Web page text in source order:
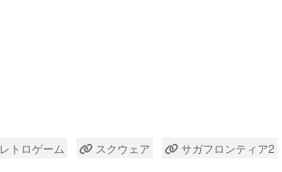
レトロゲーム スクウェア サガフロンティア2